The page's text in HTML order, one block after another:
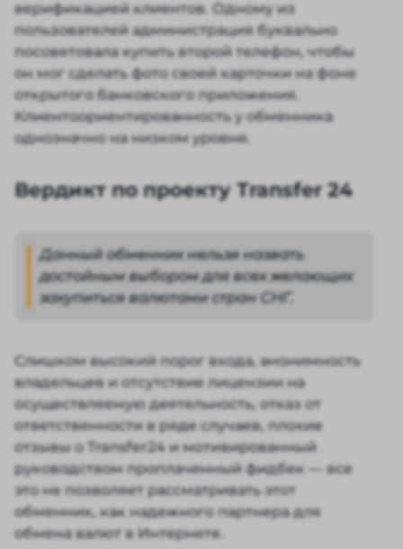
верификацией клиентов. Одному из
пользователей администрация буквально
посоветовала купить второй телефон, чтобы
он мог сделать фото своей карточки на фоне
открытого банковского приложения.
Клиентоориентированность у обменника
однозначно на низком уровне.
Вердикт по проекту Transfer 24
Данный обменник нельзя назвать
достойным выбором для всех желающих
закупиться валютами стран СНГ.
Слишком высокий порог входа, анонимность
владельцев и отсутствие лицензии на
осуществляемую деятельность, отказ от
ответственности в ряде случаев, плохие
отзывы о Transfer24 и мотивированный
руководством проплаченный фидбек — все
это не позволяет рассматривать этот
обменник, как надежного партнера для
обмена валют в Интернете.